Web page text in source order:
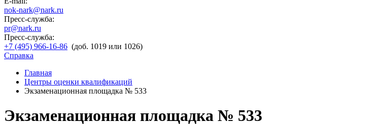
nok-nark@nark.ru
Пресс-служба:
pr@nark.ru
Пресс-служба:
+7 (495) 966-16-86 (доб. 1019 или 1026)
Справка
Главная
Центры оценки квалификаций
Экзаменационная площадка № 533
Экзаменационная площадка № 533